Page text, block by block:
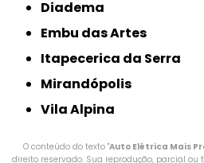
Diadema
Embu das Artes
Itapecerica da Serra
Mirandópolis
Vila Alpina
O conteúdo do texto "Auto Elétrica Mais
direito reservado. Sua reprodução, parcial